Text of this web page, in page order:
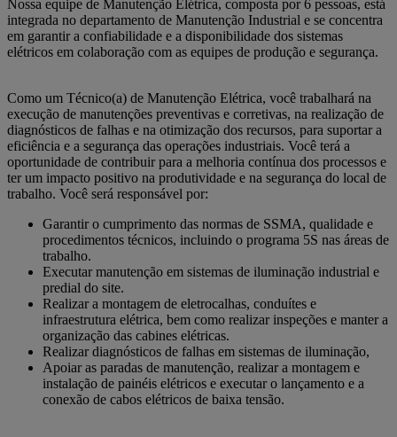
Nossa equipe de Manutenção Elétrica, composta por 6 pessoas, está
integrada no departamento de Manutenção Industrial e se concentra
em garantir a confiabilidade e a disponibilidade dos sistemas
elétricos em colaboração com as equipes de produção e segurança.
Como um Técnico(a) de Manutenção Elétrica, você trabalhará na
execução de manutenções preventivas e corretivas, na realização de
diagnósticos de falhas e na otimização dos recursos, para suportar a
eficiência e a segurança das operações industriais. Você terá a
oportunidade de contribuir para a melhoria contínua dos processos e
ter um impacto positivo na produtividade e na segurança do local de
trabalho. Você será responsável por:
Garantir o cumprimento das normas de SSMA, qualidade e
procedimentos técnicos, incluindo o programa 5S nas áreas de
trabalho.
Executar manutenção em sistemas de iluminação industrial e
predial do site.
Realizar a montagem de eletrocalhas, conduítes e
infraestrutura elétrica, bem como realizar inspeções e manter a
organização das cabines elétricas.
Realizar diagnósticos de falhas em sistemas de iluminação,
Apoiar as paradas de manutenção, realizar a montagem e
instalação de painéis elétricos e executar o lançamento e a
conexão de cabos elétricos de baixa tensão.